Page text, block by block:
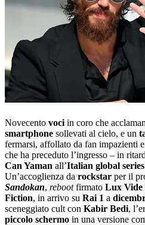
Novecento voci in coro che
smartphone sollevati al cielo, e un
fermarsi, affollato da fan impazienti
che ha preceduto l’ingresso – in
Can Yaman all’Italian global
Un’accoglienza da rockstar per il
Sandokan, rebootfirmato Lux Vide
Fiction, in arrivo su Rai 1 a
sceneggiato cult con Kabir Bedi,
piccolo schermo in una versione